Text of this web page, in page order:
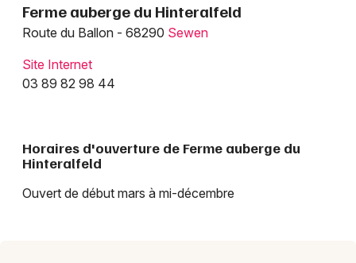
Ferme auberge du Hinteralfeld
Route du Ballon - 68290 Sewen
Site Internet
03 89 82 98 44
Horaires d'ouverture de Ferme auberge du
Hinteralfeld
Ouvert de début mars à mi-décembre